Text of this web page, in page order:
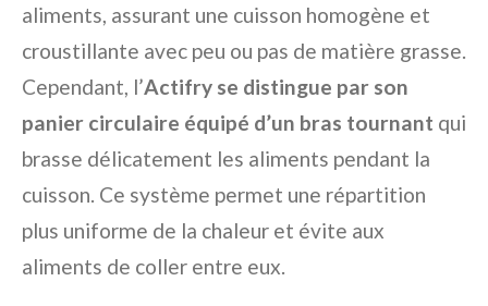
aliments, assurant une cuisson homogène et
croustillante avec peu ou pas de matière grasse.
Cependant, l’Actifry se distingue par son
panier circulaire équipé d’un bras tournant qui
brasse délicatement les aliments pendant la
cuisson. Ce système permet une répartition
plus uniforme de la chaleur et évite aux
aliments de coller entre eux.